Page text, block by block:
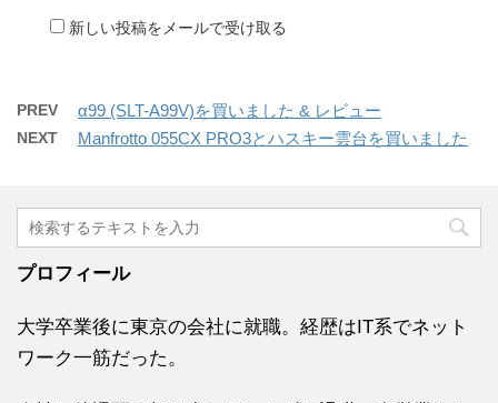
新しい投稿をメールで受け取る
PREV α99 (SLT-A99V)を買いました & レビュー
NEXT Manfrotto 055CX PRO3とハスキー雲台を買いました
プロフィール
大学卒業後に東京の会社に就職。経歴はIT系でネット
ワーク一筋だった。